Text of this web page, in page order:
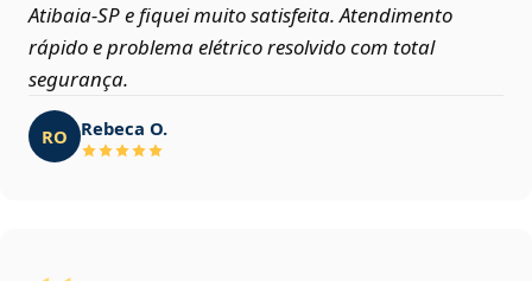
Atibaia‑SP e fiquei muito satisfeita. Atendimento
rápido e problema elétrico resolvido com total
segurança.
RO Rebeca O.